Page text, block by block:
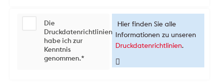
Die
Druckdatenrichtlinien
habe ich zur
Kenntnis
genommen.*
Hier finden Sie alle
Informationen zu unseren
Druckdatenrichtlinien.